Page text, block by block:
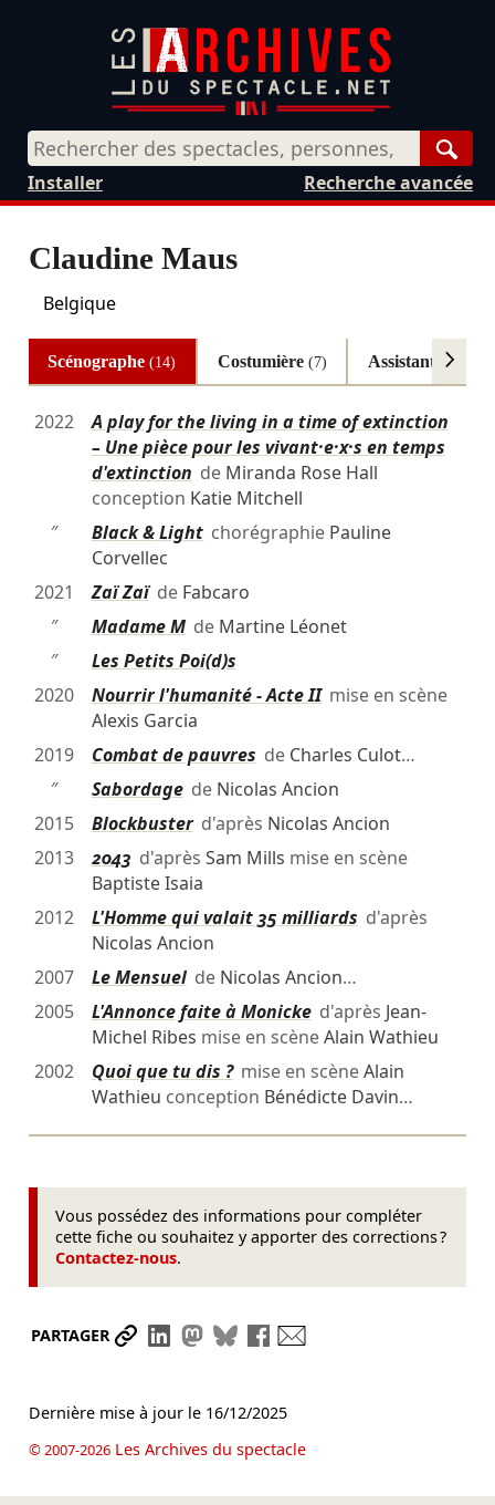
Recherche avancée
Installer
Claudine Maus
Belgique
Scénographe(14) Costumière (7) Assistante
2022
A play for the living in a time of extinction
– Une pièce pour les vivant·e·x·s en temps
d'extinction de Miranda Rose Hall
conception Katie Mitchell
″
Black & Lightchorégraphie Pauline
Corvellec
2021
Zaï Zaïde Fabcaro
″
Madame Mde Martine Léonet
″
Les Petits Poi(d)s
2020
Nourrir l'humanité - Acte IImise en scène
Alexis Garcia
2019
Combat de pauvres de Charles Culot…
″
Sabordagede Nicolas Ancion
2015
Blockbusterd'après Nicolas Ancion
2013
2043 d'après Sam Mills mise en scène
Baptiste Isaia
2012
L'Homme qui valait 35 milliards d'après
Nicolas Ancion
2007
Le Mensuelde Nicolas Ancion…
2005
L'Annonce faite à Monicked'après Jean-
Michel Ribes mise en scèneAlain Wathieu
2002
Quoi que tu dis ?mise en scèneAlain
Wathieu conception Bénédicte Davin…
Vous possédez des informations pour compléter
cette fiche ou souhaitez y apporter des corrections ?
Contactez-nous.
PARTAGER Partager le lien
Partager sur LinkedIn
Partager sur Mastodon
Partager sur Bluesky
Partager sur Facebook
Dernière mise à jour le 16/12/2025
© 2007-2026Les Archives du spectacle